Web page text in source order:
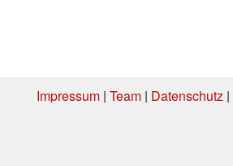
Impressum| Team| Datenschutz|